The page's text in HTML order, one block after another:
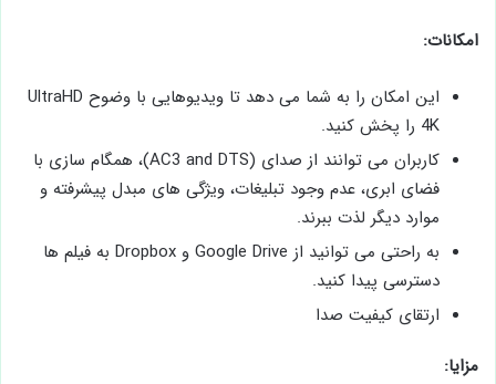
امکانات:
این امکان را به شما می دهد تا ویدیوهایی با وضوح UltraHD
4K را پخش کنید.
کاربران می توانند از صدای (AC3 and DTS)، همگام سازی با
فضای ابری، عدم وجود تبلیغات، ویژگی های مبدل پیشرفته و
موارد دیگر لذت ببرند.
به راحتی می توانید از Google Drive و Dropbox به فیلم ها
دسترسی پیدا کنید.
ارتقای کیفیت صدا
مزایا: